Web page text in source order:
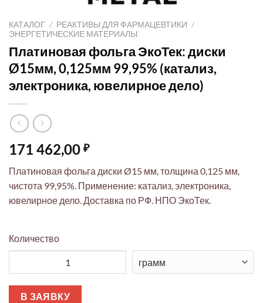
КАТАЛОГ / РЕАКТИВЫ ДЛЯ ФАРМАЦЕВТИКИ /
ЭНЕРГЕТИЧЕСКИЕ МАТЕРИАЛЫ
Платиновая фольга ЭкоТек: диски
Ø15мм, 0,125мм 99,95% (катализ,
электроника, ювелирное дело)
171 462,00 ₽
Платиновая фольга диски Ø15 мм, толщина 0,125 мм,
чистота 99,95%. Применение: катализ, электроника,
ювелирное дело. Доставка по РФ. НПО ЭкоТек.
Количество
В ЗАЯВКУ